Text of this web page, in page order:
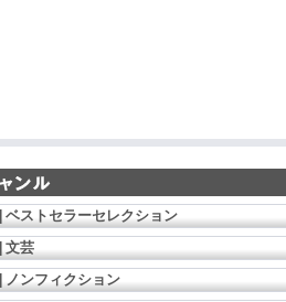
ベストセラーセレクション
文芸
ノンフィクション